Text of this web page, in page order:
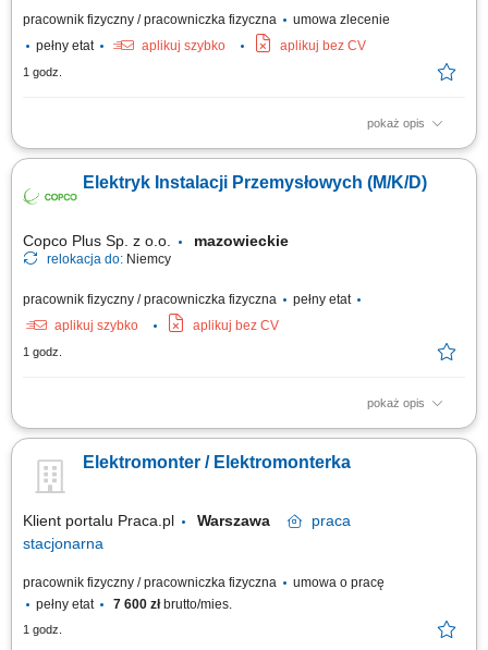
pracownik fizyczny / pracowniczka fizyczna
umowa zlecenie
pełny etat
aplikuj szybko aplikuj bez CV
1 godz.
pokaż opis
Obowiązki: Montaż instalacji elektrycznych w obiektach przemysłowych i
Wymagania: Wykształcenie elektryczne lub w trakcie nauki;
Doświadczenie zawodowe na podobnym stanowisku; Uprawnienia
Elektryk Instalacji Przemysłowych (M/K/D)
Copco Plus Sp. z o.o. mazowieckie
relokacja do: Niemcy
pracownik fizyczny / pracowniczka fizyczna
pełny etat
aplikuj szybko
aplikuj bez CV
1 godz.
pokaż opis
Obowiązki: Montaż instalacji elektrycznych w różnych typach obiektów:
Wykonywanie pomiarów elektrycznych.
Elektromonter / Elektromonterka
Klient portalu Praca.pl Warszawa
praca
stacjonarna
pracownik fizyczny / pracowniczka fizyczna
umowa o pracę
pełny etat
7 600 złbrutto/mies.
1 godz.